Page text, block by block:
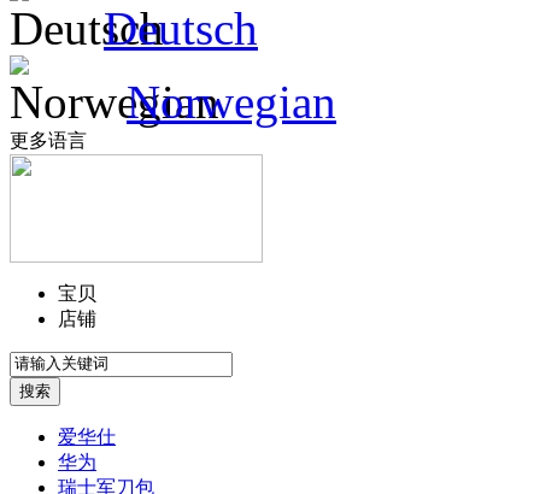
Deutsch
Norwegian
更多语言
宝贝
店铺
爱华仕
华为
瑞士军刀包